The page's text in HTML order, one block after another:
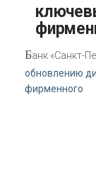
Банк «Санкт-
обновлению
фирменного